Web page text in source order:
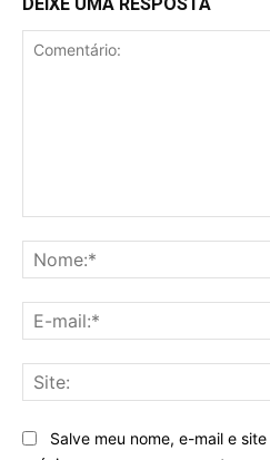
Salve meu nome, e-mail e